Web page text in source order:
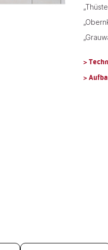
>
>